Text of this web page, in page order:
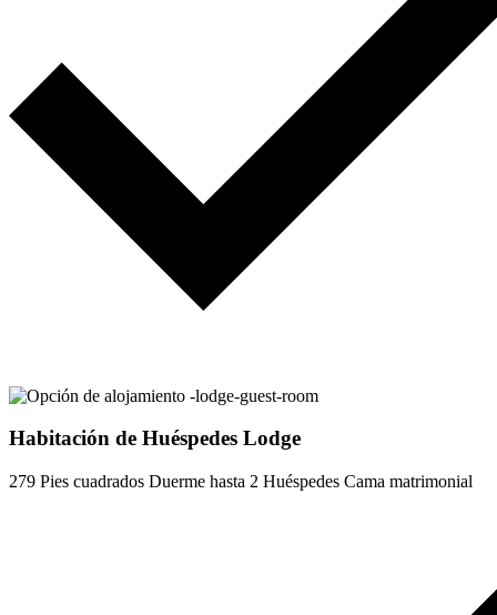
Habitación de Huéspedes Lodge
279 Pies cuadrados Duerme hasta 2 Huéspedes Cama matrimonial